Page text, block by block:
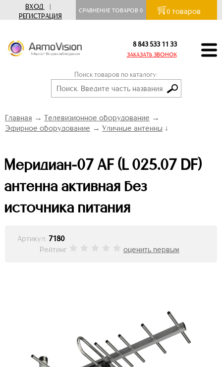
ВХОД
|
РЕГИСТРАЦИЯ
СРАВНЕНИЕ ТОВАРОВ0 0 товаров
8 843 533 11 33
ЗАКАЗАТЬ ЗВОНОК
Поиск товаров по каталогу:
Главная → Телевизионное оборудование →
Эфирное оборудование → Уличные антенны ↓
Меридиан-07 AF (L 025.07 DF)
антенна активная без
источника питания
Артикул: 7180
Рейтинг
оценить первым